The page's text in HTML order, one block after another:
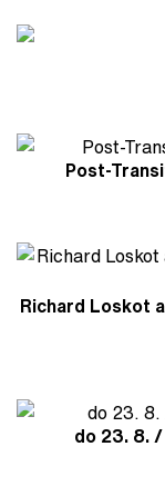
Post-
Richard Loskot
do 23. 8. /